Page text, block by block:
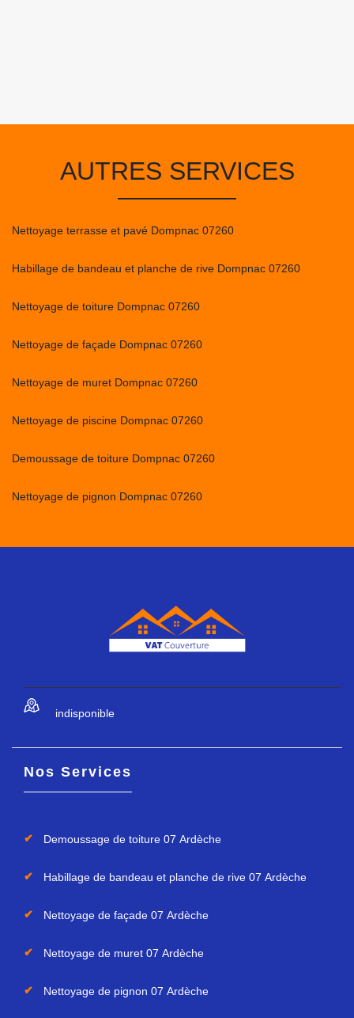
AUTRES SERVICES
Nettoyage terrasse et pavé Dompnac 07260
Habillage de bandeau et planche de rive Dompnac 07260
Nettoyage de toiture Dompnac 07260
Nettoyage de façade Dompnac 07260
Nettoyage de muret Dompnac 07260
Nettoyage de piscine Dompnac 07260
Demoussage de toiture Dompnac 07260
Nettoyage de pignon Dompnac 07260
indisponible
Nos Services
Demoussage de toiture 07 Ardèche
Habillage de bandeau et planche de rive 07 Ardèche
Nettoyage de façade 07 Ardèche
Nettoyage de muret 07 Ardèche
Nettoyage de pignon 07 Ardèche